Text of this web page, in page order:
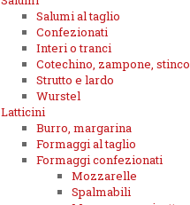
Salumi al taglio
Confezionati
Interi o tranci
Cotechino, zampone, stinco
Strutto e lardo
Wurstel
Latticini
Burro, margarina
Formaggi al taglio
Formaggi confezionati
Mozzarelle
Spalmabili